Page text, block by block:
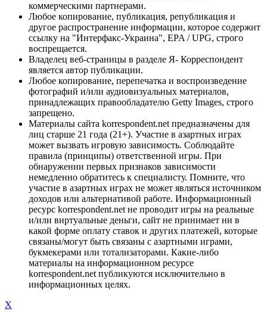
коммерческими партнерами.
Любое копирование, публикация, републикация и
другое распространение информации, которое содержит
ссылку на "Интерфакс-Украина", EPA / UPG, строго
воспрещается.
Владелец веб-страницы в разделе Я- Корреспондент
является автор публикации.
Любое копирование, перепечатка и воспроизведение
фотографий и/или аудиовизуальных материалов,
принадлежащих правообладателю Getty Images, строго
запрещено.
Материалы сайта korrespondent.net предназначены для
лиц старше 21 года (21+). Участие в азартных играх
может вызвать игровую зависимость. Соблюдайте
правила (принципы) ответственной игры. При
обнаружении первых признаков зависимости
немедленно обратитесь к специалисту. Помните, что
участие в азартных играх не может являться источником
доходов или альтернативой работе. Информационный
ресурс korrespondent.net не проводит игры на реальные
и/или виртуальные деньги, сайт не принимает ни в
какой форме оплату ставок и других платежей, которые
связаны/могут быть связаны с азартными играми,
букмекерами или тотализаторами. Какие-либо
материалы на информационном ресурсе
korrespondent.net публикуются исключительно в
информационных целях.
X